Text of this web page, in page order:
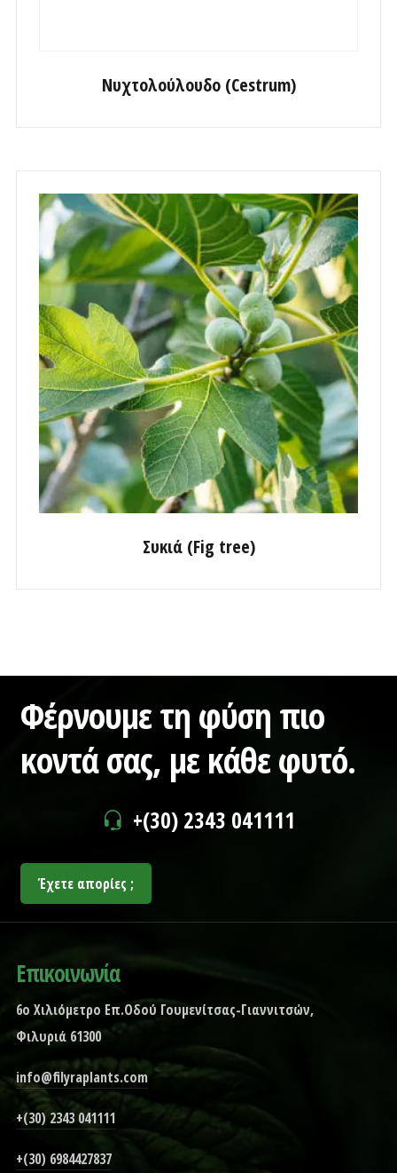
Νυχτολούλουδο (Cestrum)
Συκιά (Fig tree)
Φέρνουμε τη φύση πιο
κοντά σας, με κάθε φυτό.
+(30) 2343 041111
Έχετε απορίες ;
Επικοινωνία
6ο Χιλιόμετρο Επ.Οδού Γουμενίτσας-Γιαννιτσών,
Φιλυριά 61300
info@filyraplants.com
+(30) 2343 041111
+(30) 6984427837